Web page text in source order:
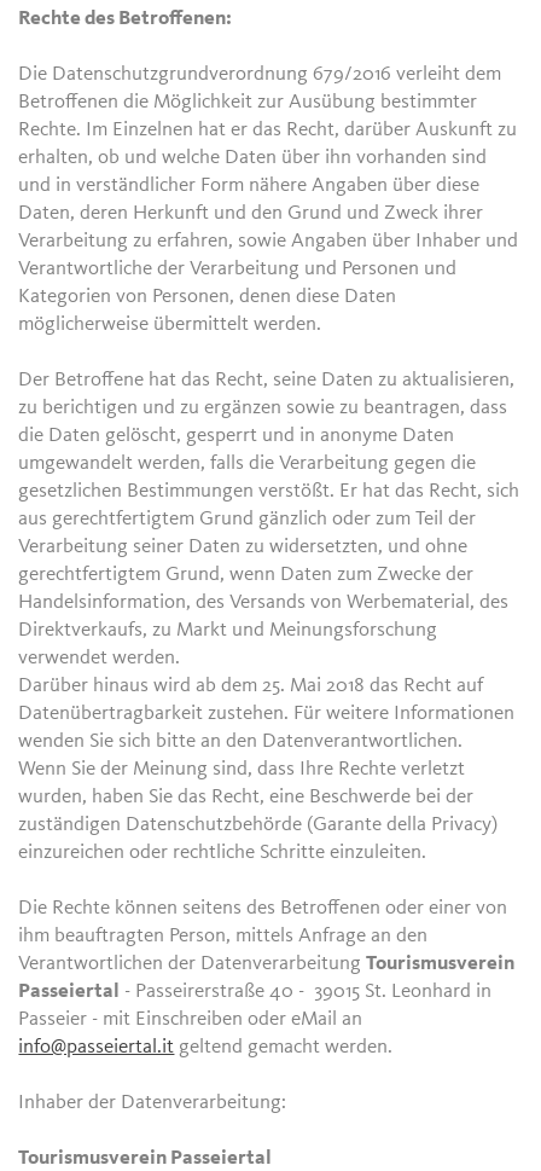
Rechte des Betroffenen:
Die Datenschutzgrundverordnung 679/2016 verleiht dem
Betroffenen die Möglichkeit zur Ausübung bestimmter
Rechte. Im Einzelnen hat er das Recht, darüber Auskunft zu
erhalten, ob und welche Daten über ihn vorhanden sind
und in verständlicher Form nähere Angaben über diese
Daten, deren Herkunft und den Grund und Zweck ihrer
Verarbeitung zu erfahren, sowie Angaben über Inhaber und
Verantwortliche der Verarbeitung und Personen und
Kategorien von Personen, denen diese Daten
möglicherweise übermittelt werden.
Der Betroffene hat das Recht, seine Daten zu aktualisieren,
zu berichtigen und zu ergänzen sowie zu beantragen, dass
die Daten gelöscht, gesperrt und in anonyme Daten
umgewandelt werden, falls die Verarbeitung gegen die
gesetzlichen Bestimmungen verstößt. Er hat das Recht, sich
aus gerechtfertigtem Grund gänzlich oder zum Teil der
Verarbeitung seiner Daten zu widersetzten, und ohne
gerechtfertigtem Grund, wenn Daten zum Zwecke der
Handelsinformation, des Versands von Werbematerial, des
Direktverkaufs, zu Markt und Meinungsforschung
verwendet werden.
Darüber hinaus wird ab dem 25. Mai 2018 das Recht auf
Datenübertragbarkeit zustehen. Für weitere Informationen
wenden Sie sich bitte an den Datenverantwortlichen.
Wenn Sie der Meinung sind, dass Ihre Rechte verletzt
wurden, haben Sie das Recht, eine Beschwerde bei der
zuständigen Datenschutzbehörde (Garante della Privacy)
einzureichen oder rechtliche Schritte einzuleiten.
Die Rechte können seitens des Betroffenen oder einer von
ihm beauftragten Person, mittels Anfrage an den
Verantwortlichen der DatenverarbeitungTourismusverein
Passeiertal
- Passeirerstraße 40 - 39015 St. Leonhard in
Passeier - mit Einschreiben oder eMail an
info@passeiertal.it geltend gemacht werden.
Inhaber der Datenverarbeitung:
Tourismusverein Passeiertal